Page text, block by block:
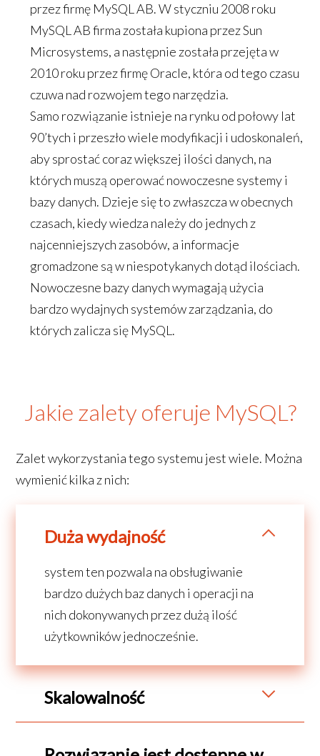
przez firmę MySQL AB. W styczniu 2008 roku
MySQL AB firma została kupiona przez Sun
Microsystems, a następnie została przejęta w
2010 roku przez firmę Oracle, która od tego czasu
czuwa nad rozwojem tego narzędzia.
Samo rozwiązanie istnieje na rynku od połowy lat
90’tych i przeszło wiele modyfikacji i udoskonaleń,
aby sprostać coraz większej ilości danych, na
których muszą operować nowoczesne systemy i
bazy danych. Dzieje się to zwłaszcza w obecnych
czasach, kiedy wiedza należy do jednych z
najcenniejszych zasobów, a informacje
gromadzone są w niespotykanych dotąd ilościach.
Nowoczesne bazy danych wymagają użycia
bardzo wydajnych systemów zarządzania, do
których zalicza się MySQL.
Jakie zalety oferuje MySQL?
Zalet wykorzystania tego systemu jest wiele. Można
wymienić kilka z nich:
Duża wydajność
system ten pozwala na obsługiwanie
bardzo dużych baz danych i operacji na
nich dokonywanych przez dużą ilość
użytkowników jednocześnie.
Skalowalność